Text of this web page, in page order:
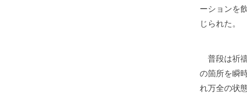
ーションを
じられた。
普段は祈
の箇所を瞬
れ万全の状